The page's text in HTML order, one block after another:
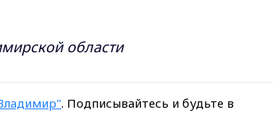
области
. Подписывайтесь и будьте в